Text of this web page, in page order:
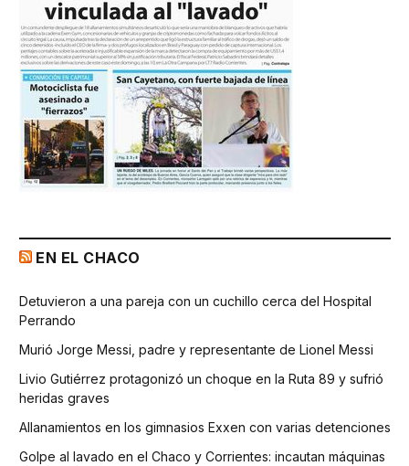
EN EL CHACO
Detuvieron a una pareja con un cuchillo cerca del Hospital
Perrando
Murió Jorge Messi, padre y representante de Lionel Messi
Livio Gutiérrez protagonizó un choque en la Ruta 89 y sufrió
heridas graves
Allanamientos en los gimnasios Exxen con varias detenciones
Golpe al lavado en el Chaco y Corrientes: incautan máquinas